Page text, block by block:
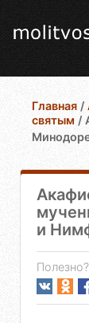
Главная /
святым /
и